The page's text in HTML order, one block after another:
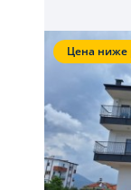
Цена ниже